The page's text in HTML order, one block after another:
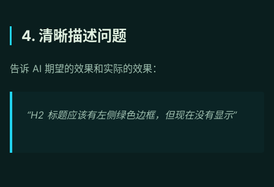
4. 清晰描述问题
告诉 AI 期望的效果和实际的效果：
“H2 标题应该有左侧绿色边框，但现在没有显示”